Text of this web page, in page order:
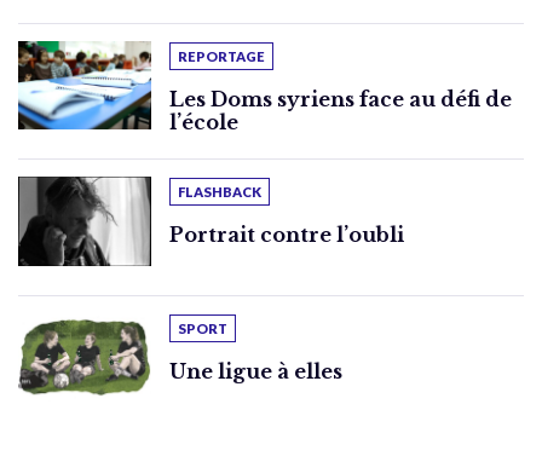
REPORTAGE
Les Doms syriens face au défi de
l’école
FLASHBACK
Portrait contre l’oubli
SPORT
Une ligue à elles